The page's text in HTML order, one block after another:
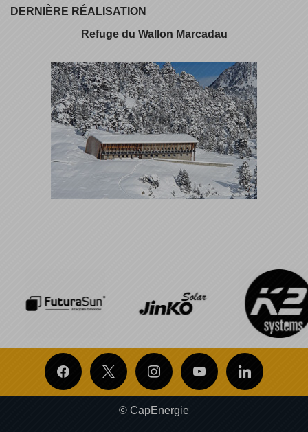
DERNIÈRE RÉALISATION
Refuge du Wallon Marcadau
© CapEnergie